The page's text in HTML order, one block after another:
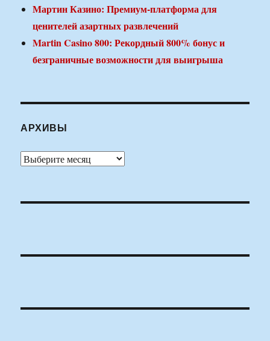
Мартин Казино: Премиум-платформа для
ценителей азартных развлечений
Martin Casino 800: Рекордный 800% бонус и
безграничные возможности для выигрыша
АРХИВЫ
Архивы